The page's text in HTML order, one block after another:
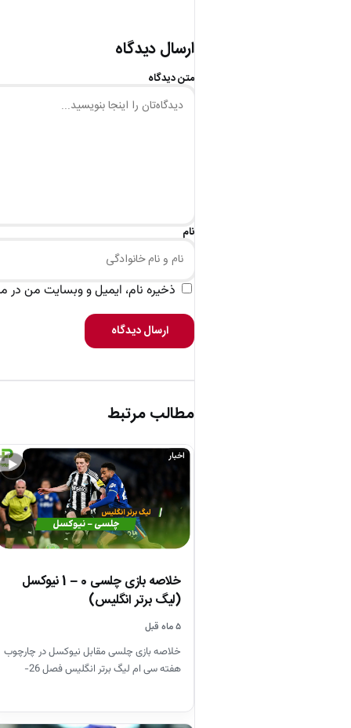
ارسال دیدگاه
متن دیدگاه
نام
ذخیره نام، ایمیل و وبسایت من در
ارسال دیدگاه
مطالب مرتبط
▶
اخبار
خلاصه بازی چلسی 0 – 1 نیوکسل
(لیگ برتر انگلیس)
۵ ماه قبل
خلاصه بازی چلسی مقابل نیوکسل در چارچوب
هفته سی ام لیگ برتر انگلیس فصل 26-